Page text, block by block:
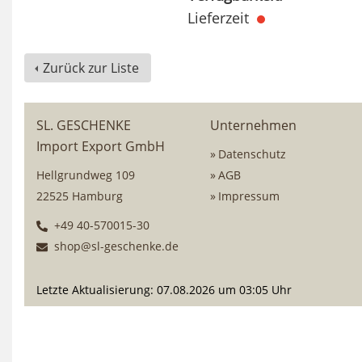
Lieferzeit
Zurück zur Liste
SL. GESCHENKE
Import Export GmbH
Hellgrundweg 109
22525 Hamburg
+49 40-570015-30
shop@sl-geschenke.de
Unternehmen
Datenschutz
AGB
Impressum
Letzte Aktualisierung: 07.08.2026 um 03:05 Uhr